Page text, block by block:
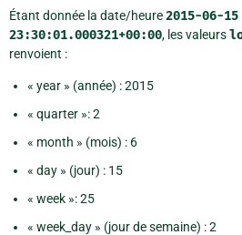
Étant donnée la date/heure2015-06-15
23:30:01.000321+00:00, les valeurs
renvoient :
« year » (année) : 2015
« quarter »: 2
« month » (mois) : 6
« day » (jour) : 15
« week »: 25
« week_day » (jour de semaine) : 2